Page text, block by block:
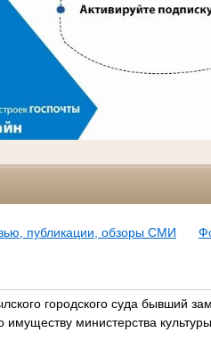
публикации, обзоры СМИ
городского суда бывший
имуществу министерства